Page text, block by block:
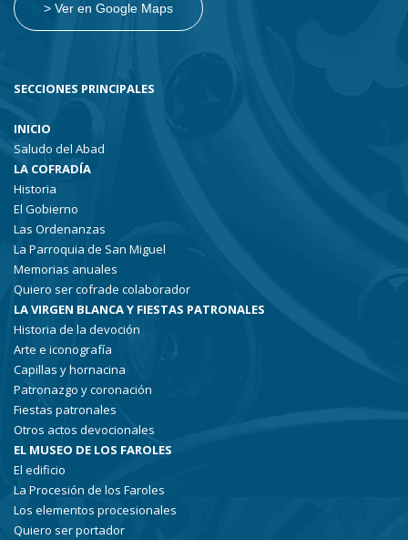
> Ver en Google Maps
SECCIONES PRINCIPALES
INICIO
Saludo del Abad
LA COFRADÍA
Historia
El Gobierno
Las Ordenanzas
La Parroquia de San Miguel
Memorias anuales
Quiero ser cofrade colaborador
LA VIRGEN BLANCA Y FIESTAS PATRONALES
Historia de la devoción
Arte e iconografía
Capillas y hornacina
Patronazgo y coronación
Fiestas patronales
Otros actos devocionales
EL MUSEO DE LOS FAROLES
El edificio
La Procesión de los Faroles
Los elementos procesionales
Quiero ser portador